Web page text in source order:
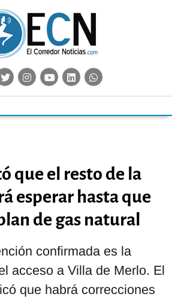
que el resto de la
esperar hasta que
de gas natural
confirmada es la
acceso a Villa de Merlo. El
que habrá correcciones